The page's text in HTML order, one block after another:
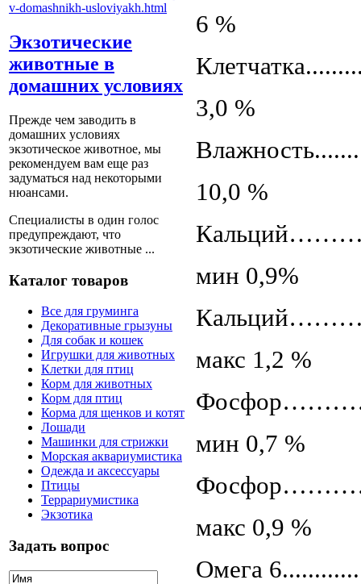
Экзотические
животные в
домашних условиях
Прежде чем заводить в
домашних условиях
экзотическое животное, мы
рекомендуем вам еще раз
задуматься над некоторыми
нюансами.
Специалисты в один голос
предупреждают, что
экзотические животные ...
Каталог товаров
Все для груминга
Декоративные грызуны
Для собак и кошек
Игрушки для животных
Клетки для птиц
Корм для животных
Корм для птиц
Корма для щенков и котят
Лошади
Машинки для стрижки
Морская аквариумистика
Одежда и аксессуары
Птицы
Террариумистика
Экзотика
Задать вопрос
6 %
3,0 %
10,0 %
мин 0,9%
макс 1,2 %
мин 0,7 %
макс 0,9 %
Омега